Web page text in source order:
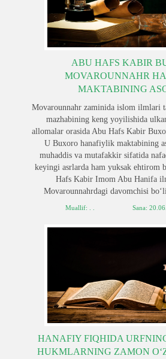
ABU HAFS KABIR
MOVAROUNNAHR
MAKTABINING
Movarounnahr zaminida islom ilmlari
mazhabining keng yoyilishida
allomalar orasida Abu Hafs Kabir
U Buxoro hanafiylik maktabining
muhaddis va mutafakkir sifatida
keyingi asrlarda ham yuksak ehtirom
Hafs Kabir Imom Abu Hanifa
Movarounnahrdagi davomchisi
Muallif: . . Sana:
HANAFIY FIQHIDA
HUKMLARNING ZAMON